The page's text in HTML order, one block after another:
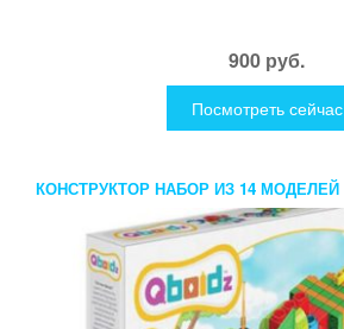
900 руб.
Посмотреть сейчас
КОНСТРУКТОР НАБОР ИЗ 14 МОДЕЛЕЙ